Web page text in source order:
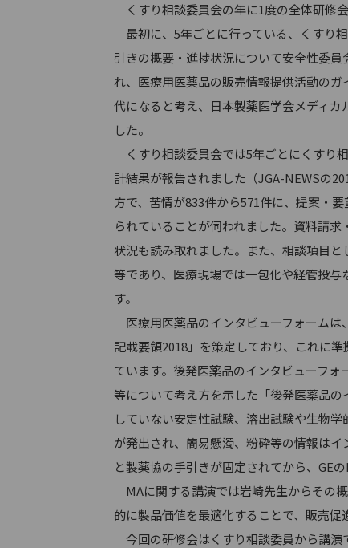
くすり相談委員会の年に1度の全体研修
最初に、5年ごとに行っている、くすり
引きの概要・進捗状況について安全性委
れ、医療用医薬品の販売情報提供活動の
代になると考え、日本製薬医学会メディ
した。
くすり相談委員会では5年ごとにくすり
計結果が報告されました（JGA-NEWSの
方で、苦情が833件から571件に、提案・
られていることが伺われました。資料請
状況も読み取れました。また、相談項目
等であり、医療現場では一包化や経管投
す。
医療用医薬品のインタビューフォームは
記載要領2018」を策定しており、これに
ています。後発医薬品のインタビューフ
等について考え方を示した「後発医薬品
していない安定性試験、溶出試験や生物
が発出され、簡易懸濁、粉砕等の情報は
と製薬協の手引きが固定されてから、GE
MAに関する講演では岩崎先生からその
的に製品価値を最適化することで、販売
今回の研修会はくすり相談委員から講演